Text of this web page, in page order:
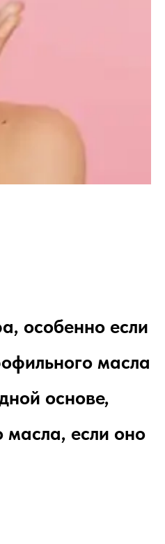
особенно если
масла
основе,
масла, если оно